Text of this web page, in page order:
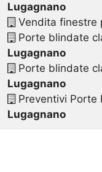
Lugagnano
Vendita finestre
Porte blindate
Lugagnano
Porte blindate
Lugagnano
Preventivi Porte
Lugagnano